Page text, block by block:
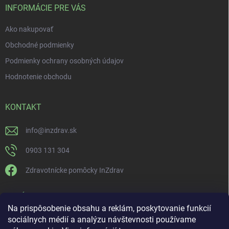
Na prispôsobenie obsahu a reklám, poskytovanie funkcií
sociálnych médií a analýzu návštevnosti používame
INFORMÁCIE PRE VÁS
Ako nakupovať
Obchodné podmienky
Podmienky ochrany osobných údajov
Hodnotenie obchodu
KONTAKT
info@inzdrav.sk
0903 131 304
Zdravotnícke pomôcky InZdrav